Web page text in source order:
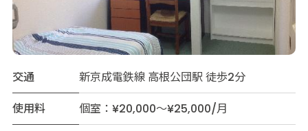
交通
新京成電鉄線 高根公団駅 徒歩2分
使用料
個室：¥20,000～¥25,000/月